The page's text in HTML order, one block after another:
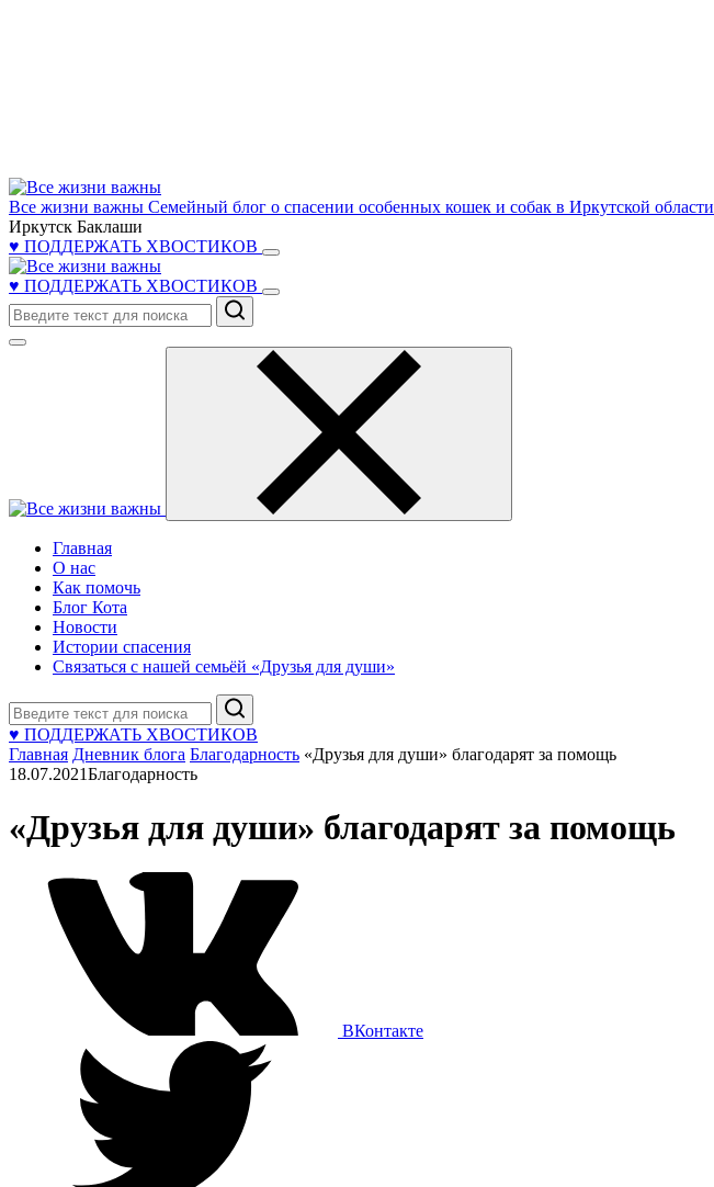
Все жизни важны Семейный блог о спасении особенных кошек и собак в Иркутской области
Иркутск Баклаши
♥ ПОДДЕРЖАТЬ ХВОСТИКОВ
♥ ПОДДЕРЖАТЬ ХВОСТИКОВ
Поиск
Главная
О нас
Как помочь
Блог Кота
Новости
Истории спасения
Связаться с нашей семьёй «Друзья для души»
Поиск
♥ ПОДДЕРЖАТЬ ХВОСТИКОВ
Главная Дневник блога Благодарность «Друзья для души» благодарят за помощь
18.07.2021Благодарность
«Друзья для души» благодарят за помощь
ВКонтакте